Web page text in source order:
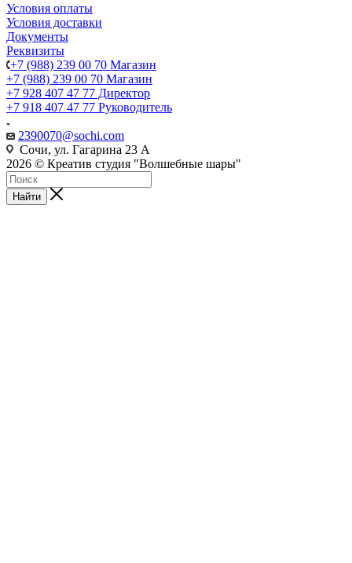
Условия оплаты
Условия доставки
Документы
Реквизиты
+7 (988) 239 00 70 Магазин
+7 (988) 239 00 70 Магазин
+7 928 407 47 77 Директор
+7 918 407 47 77 Руководитель
2390070@sochi.com
Сочи, ул. Гагарина 23 А
2026 © Креатив студия "Волшебные шары"
Найти